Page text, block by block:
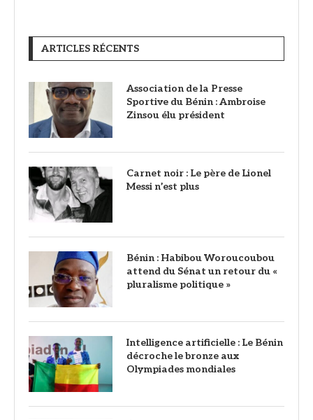
ARTICLES RÉCENTS
Association de la Presse
Sportive du Bénin : Ambroise
Zinsou élu président
Carnet noir : Le père de Lionel
Messi n’est plus
Bénin : Habibou Woroucoubou
attend du Sénat un retour du «
pluralisme politique »
Intelligence artificielle : Le Bénin
décroche le bronze aux
Olympiades mondiales